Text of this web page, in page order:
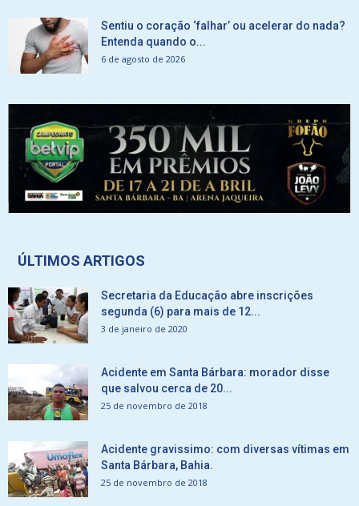
Sentiu o coração ‘falhar’ ou acelerar do nada?
Entenda quando o...
6 de agosto de 2026
ÚLTIMOS ARTIGOS
Secretaria da Educação abre inscrições
segunda (6) para mais de 12...
3 de janeiro de 2020
Acidente em Santa Bárbara: morador disse
que salvou cerca de 20...
25 de novembro de 2018
Acidente gravissimo: com diversas vítimas em
Santa Bárbara, Bahia.
25 de novembro de 2018